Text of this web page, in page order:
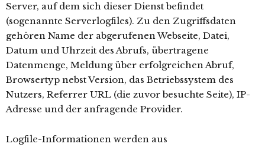
Server, auf dem sich dieser Dienst befindet
(sogenannte Serverlogfiles). Zu den Zugriffsdaten
gehören Name der abgerufenen Webseite, Datei,
Datum und Uhrzeit des Abrufs, übertragene
Datenmenge, Meldung über erfolgreichen Abruf,
Browsertyp nebst Version, das Betriebssystem des
Nutzers, Referrer URL (die zuvor besuchte Seite), IP-
Adresse und der anfragende Provider.
Logfile-Informationen werden aus